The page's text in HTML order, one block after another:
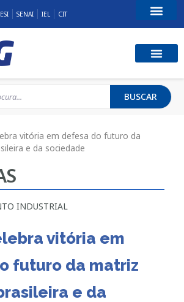
SENAI IEL CIT
BUSCAR
vitória em defesa do futuro da
e da sociedade
INDUSTRIAL
vitória em
futuro da matriz
e da